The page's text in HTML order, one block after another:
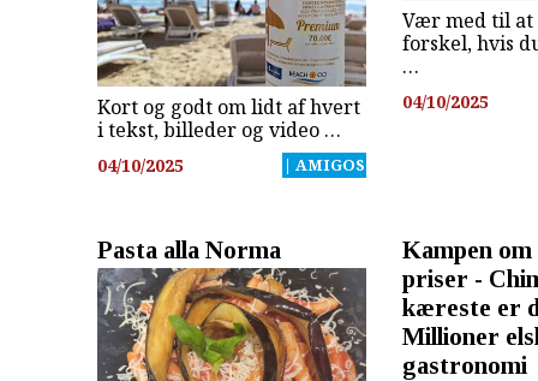
Kort og godt om lidt af hvert
i tekst, billeder og video …
04/10/2025 | AMIGOS
Vær med til at
forskel, hvis
…
04/10/2025
Pasta alla Norma
Kampen om
priser -
kæreste er
Millioner
gastronomi